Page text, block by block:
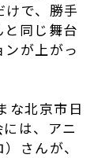
で、勝手
と同じ舞台
が上がっ
な北京市日
は、アニ
さんが、